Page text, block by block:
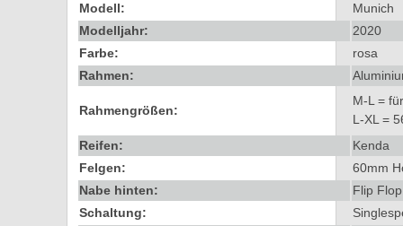
Modell:
Munich
Modelljahr:
2020
Farbe:
rosa
Rahmen:
Rahmengrößen:
M-L =
L-XL =
Reifen:
Kenda
Felgen:
60mm
Nabe hinten:
Flip Flop
Schaltung: